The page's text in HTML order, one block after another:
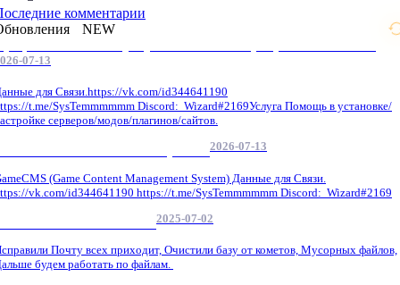
комментарии
NEW
07-13
для Связи.https://vk.com/id344641190
t.me/SysTemmmmmm Discord: Wizard#2169Услуга Помощь в установке/
серверов/модов/плагинов/сайтов.
2026-07-13
(Game Content Management System) Данные для Связи.
vk.com/id344641190 https://t.me/SysTemmmmmm Discord: Wizard#2169
2025-07-02
Почту всех приходит, Очистили базу от кометов, Мусорных файлов,
будем работать по файлам.